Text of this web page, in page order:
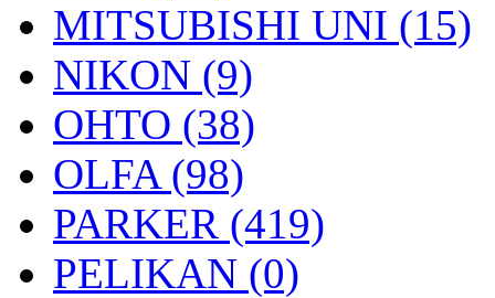
MITSUBISHI UNI (15)
NIKON (9)
OHTO (38)
OLFA (98)
PARKER (419)
PELIKAN (0)